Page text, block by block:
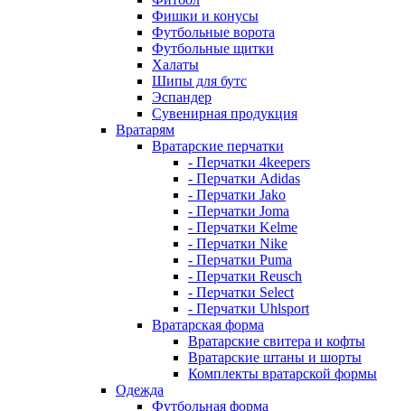
Фишки и конусы
Футбольные ворота
Футбольные щитки
Халаты
Шипы для бутс
Эспандер
Сувенирная продукция
Вратарям
Вратарские перчатки
- Перчатки 4keepers
- Перчатки Adidas
- Перчатки Jako
- Перчатки Joma
- Перчатки Kelme
- Перчатки Nike
- Перчатки Puma
- Перчатки Reusch
- Перчатки Select
- Перчатки Uhlsport
Вратарская форма
Вратарские свитера и кофты
Вратарские штаны и шорты
Комплекты вратарской формы
Одежда
Футбольная форма